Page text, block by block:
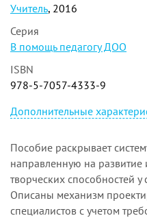
Учитель, 2016
Серия
В помощь педагогу ДОО
ISBN
978-5-7057-4333-9
Дополнительные
Пособие раскрывает
направленную на развитие
творческих способностей у
Описаны механизм
специалистов с учетом